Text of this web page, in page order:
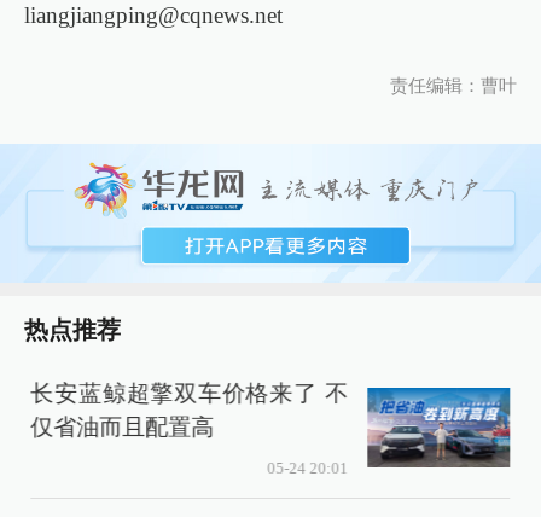
liangjiangping@cqnews.net
责任编辑：曹叶
热点推荐
长安蓝鲸超擎双车价格来了 不
仅省油而且配置高
05-24 20:01